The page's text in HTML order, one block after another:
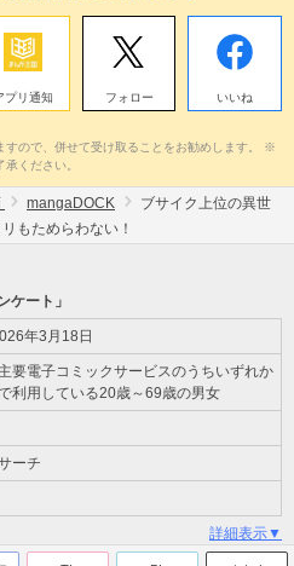
プリ通知 フォロー いいね
ので、併せて受け取ることをお勧めします。 ※
ください。
mangaDOCK
ブサイク上位の異世
もためらわない！
ケート」
年3月18日
要電子コミックサービスのうちいずれか
利用している20歳～69歳の男女
ーチ
詳細表示▼